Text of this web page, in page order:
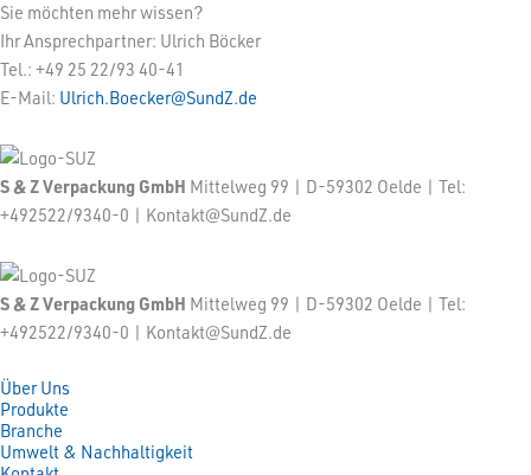
Sie möchten mehr wissen?
Ihr Ansprechpartner: Ulrich Böcker
Tel.: +49 25 22/93 40-41
E-Mail: Ulrich.Boecker@SundZ.de
S & Z Verpackung GmbH Mittelweg 99 | D-59302 Oelde | Tel:
+492522/9340-0 | Kontakt@SundZ.de
S & Z Verpackung GmbH Mittelweg 99 | D-59302 Oelde | Tel:
+492522/9340-0 | Kontakt@SundZ.de
Über Uns
Produkte
Branche
Umwelt & Nachhaltigkeit